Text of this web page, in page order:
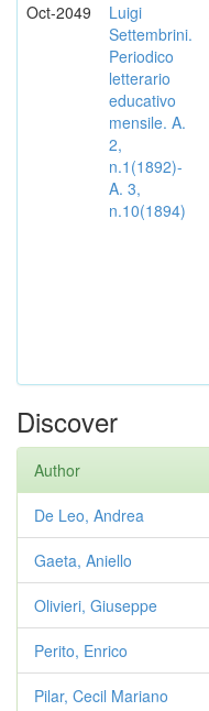
Oct-2049
Luigi
Settembrini.
Periodico
letterario
educativo
mensile. A.
2,
n.1(1892)-
A. 3,
n.10(1894)
Discover
Author
De Leo, Andrea
Gaeta, Aniello
Olivieri, Giuseppe
Perito, Enrico
Pilar, Cecil Mariano